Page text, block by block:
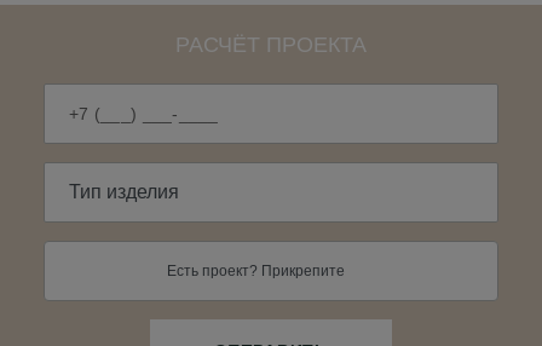
РАСЧЁТ ПРОЕКТА
Есть проект? Прикрепите